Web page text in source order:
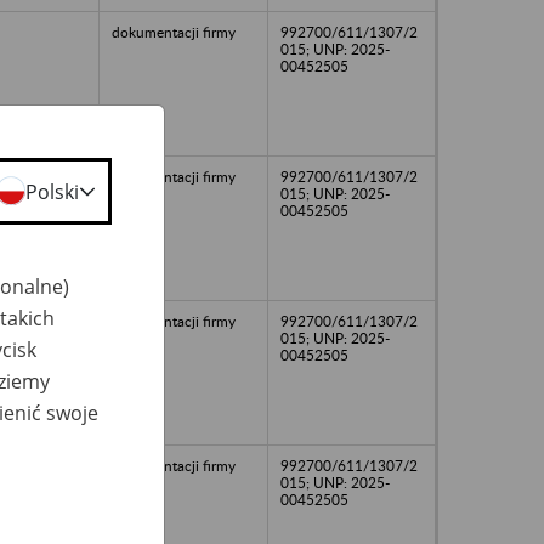
dokumentacji firmy
992700/611/1307/2
015; UNP: 2025-
00452505
dokumentacji firmy
992700/611/1307/2
015; UNP: 2025-
00452505
dokumentacji firmy
992700/611/1307/2
015; UNP: 2025-
00452505
dokumentacji firmy
992700/611/1307/2
015; UNP: 2025-
00452505
Polski
swoje